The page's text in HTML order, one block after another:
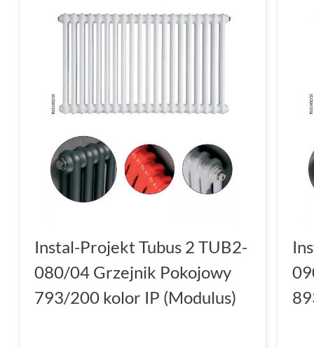
Instal-Projekt Tubus 2 TUB2-
080/04 Grzejnik Pokojowy
793/200 kolor IP (Modulus)